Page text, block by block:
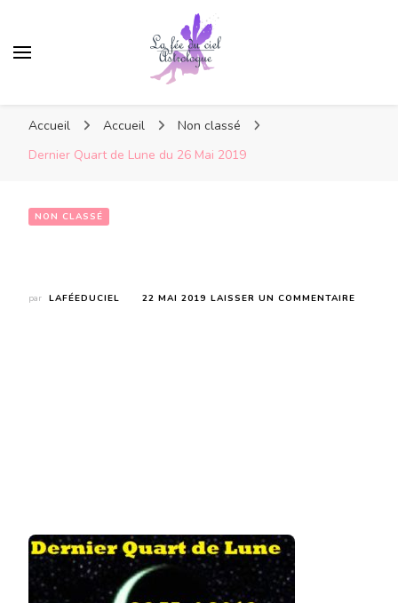
Accueil Accueil
Non classé
Dernier Quart de Lune du 26 Mai 2019
NON CLASSÉ
par LAFÉEDUCIEL 22 MAI 2019 LAISSER UN COMMENTAIRE